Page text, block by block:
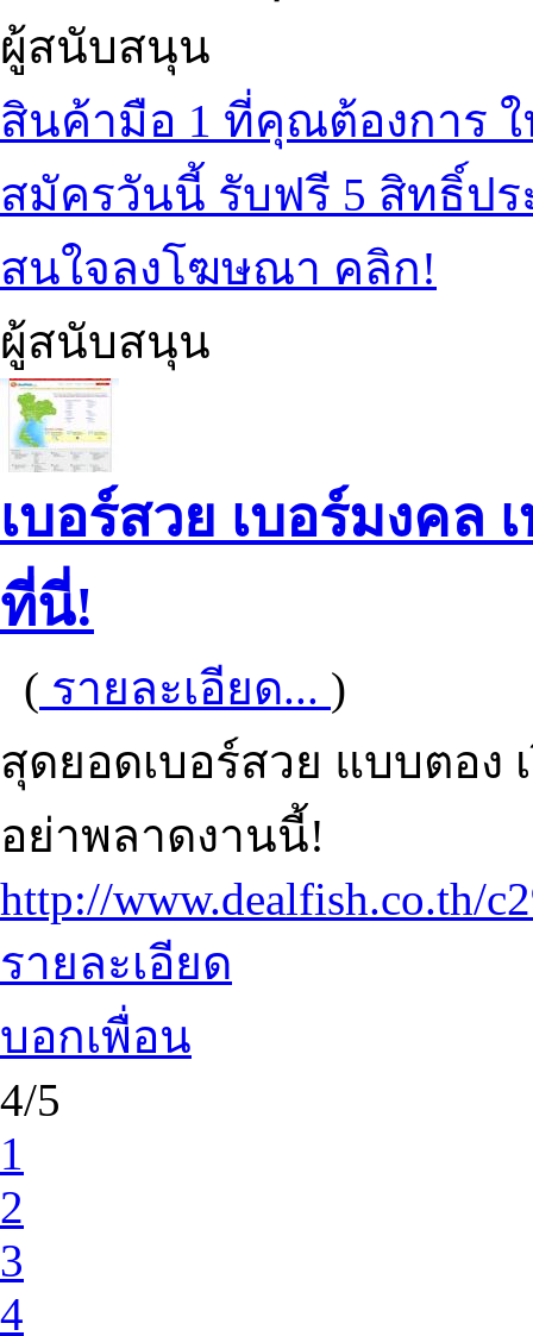
ผู้สนับสนุน
สินค้ามือ 1 ที่คุณต้องการ
สมัครวันนี้ รับฟรี 5 สิทธิ์ปร
สนใจลงโฆษณา คลิก!
ผู้สนับสนุน
เบอร์สวย เบอร์มงคล
ที่นี่!
( รายละเอียด... )
สุดยอดเบอร์สวย แบบตอง
อย่าพลาดงานนี้!
http://www.dealfish.co.th/
รายละเอียด
บอกเพื่อน
4/5
1
2
3
4